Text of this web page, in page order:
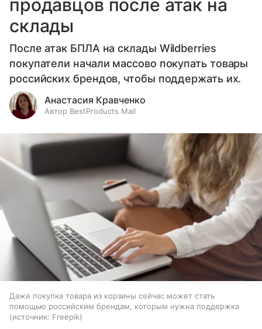
продавцов после атак на
склады
После атак БПЛА на склады Wildberries
покупатели начали массово покупать товары
российских брендов, чтобы поддержать их.
Анастасия Кравченко
Автор BestProducts Mail
Даже покупка товара из корзины сейчас может стать
помощью российским брендам, которым нужна поддержка
источник: Freepik